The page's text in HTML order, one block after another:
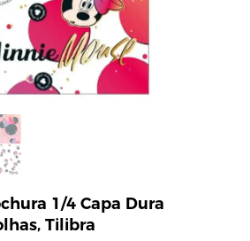
1/4 Capa Dura
Tilibra